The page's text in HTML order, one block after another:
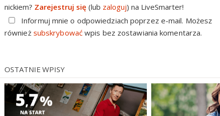
nickiem? Zarejestruj się (lub zaloguj) na LiveSmarter!
Informuj mnie o odpowiedziach poprzez e-mail. Możesz
również subskrybowaćwpis bez zostawiania komentarza.
OSTATNIE WPISY